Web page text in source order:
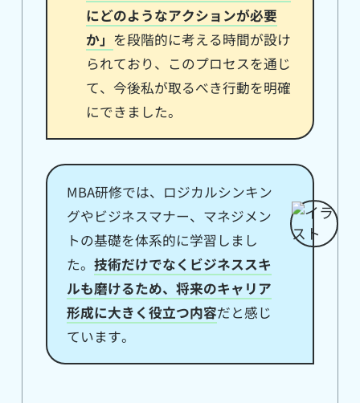
にどのようなアクションが必要
か」 を段階的に考える時間が設け
られており、このプロセスを通じ
て、今後私が取るべき行動を明確
にできました。
MBA研修では、ロジカルシンキン
グやビジネスマナー、マネジメン
トの基礎を体系的に学習しまし
た。 技術だけでなくビジネススキ
ルも磨けるため、将来のキャリア
形成に大きく役立つ内容だと感じ
ています。
Polestar-ID